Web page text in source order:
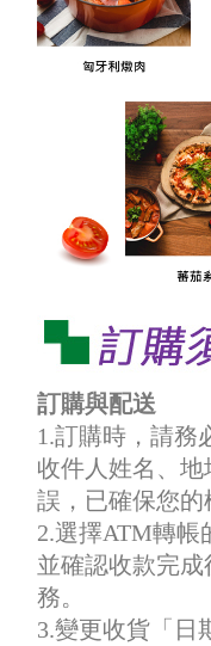
訂購與配送
1.訂購時，請務
收件人姓名、
誤，已確保您的
2.選擇ATM轉帳
並確認收款完
務。
3.變更收貨「日